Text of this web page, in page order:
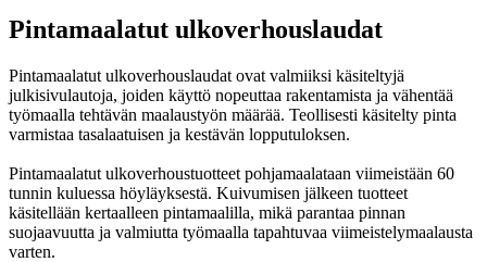
Pintamaalatut ulkoverhouslaudat
Pintamaalatut ulkoverhouslaudat ovat valmiiksi käsiteltyjä
julkisivulautoja, joiden käyttö nopeuttaa rakentamista ja vähentää
työmaalla tehtävän maalaustyön määrää. Teollisesti käsitelty pinta
varmistaa tasalaatuisen ja kestävän lopputuloksen.
Pintamaalatut ulkoverhoustuotteet pohjamaalataan viimeistään 60
tunnin kuluessa höyläyksestä. Kuivumisen jälkeen tuotteet
käsitellään kertaalleen pintamaalilla, mikä parantaa pinnan
suojaavuutta ja valmiutta työmaalla tapahtuvaa viimeistelymaalausta
varten.